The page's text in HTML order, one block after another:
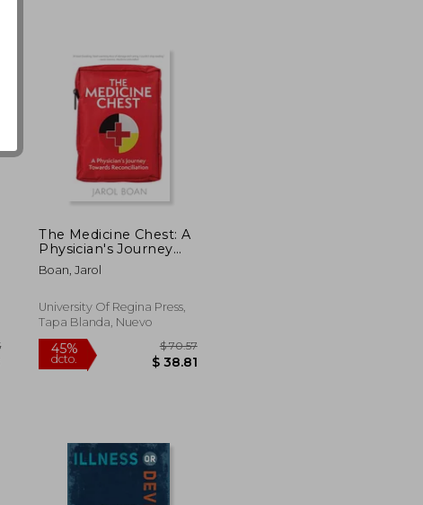
$ 139.11
$ 76.51
45%
dcto.
The Medicine Chest: A
Physician's Journey
Towards
Reconciliation (en
Boan, Jarol
University Of Regina Press,
Tapa Blanda, Nuevo